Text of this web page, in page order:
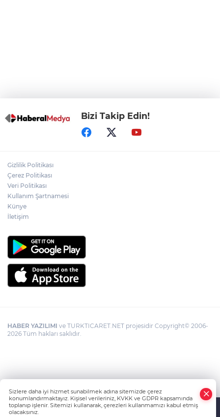
Bizi Takip Edin!
Gizlilik Politikası
Çerez Politikası
Veri Politikası
Kullanım Şartnamesi
Künye
İletişim
HABER YAZILIMI ve TURKTICARET.NET projesidir Copyright© 2006-
2026 Tüm hakları saklıdır.
Sizlere daha iyi hizmet sunabilmek adına sitemizde çerez
konumlandırmaktayız. Kişisel verileriniz, KVKK ve GDPR kapsamında
toplanıp işlenir. Sitemizi kullanarak, çerezleri kullanmamızı kabul etmiş
olacaksınız.